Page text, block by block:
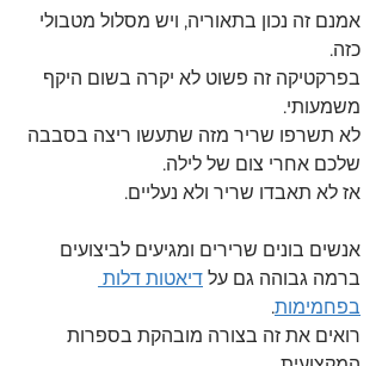
אמנם זה נכון בתאוריה, ויש מסלול מטבולי
כזה.
בפרקטיקה זה פשוט לא יקרה בשום היקף
משמעותי.
לא תשרפו שריר מזה שתעשו ריצה בסבבה
שלכם אחרי צום של לילה.
אז לא תאבדו שריר ולא נעליים.
אנשים בונים שרירים ומגיעים לביצועים
ברמה גבוהה גם על דיאטות דלות
בפחמימות.
רואים את זה בצורה מובהקת בספרות